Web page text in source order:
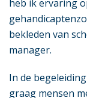
heb ik ervaring
bekleden van
manager.
In de
graag mensen